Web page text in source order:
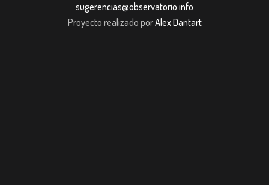
sugerencias@observatorio.info
Proyecto realizado porAlex Dantart